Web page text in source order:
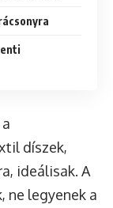
díszek,
ideálisak. A
ne legyenek a